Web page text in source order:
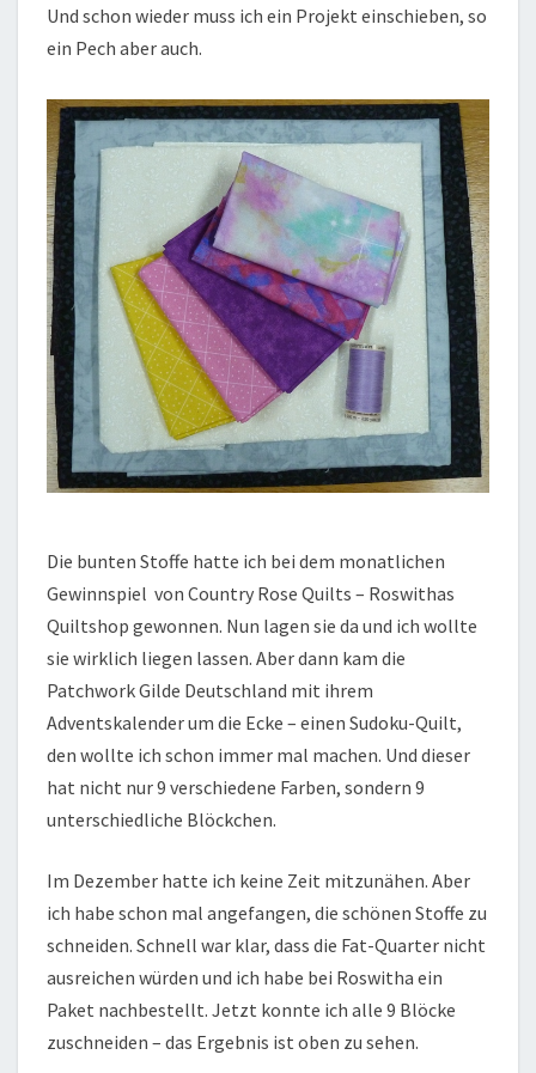
Und schon wieder muss ich ein Projekt einschieben, so
ein Pech aber auch.
Die bunten Stoffe hatte ich bei dem monatlichen
Gewinnspiel von Country Rose Quilts – Roswithas
Quiltshop gewonnen. Nun lagen sie da und ich wollte
sie wirklich liegen lassen. Aber dann kam die
Patchwork Gilde Deutschland mit ihrem
Adventskalender um die Ecke – einen Sudoku-Quilt,
den wollte ich schon immer mal machen. Und dieser
hat nicht nur 9 verschiedene Farben, sondern 9
unterschiedliche Blöckchen.
Im Dezember hatte ich keine Zeit mitzunähen. Aber
ich habe schon mal angefangen, die schönen Stoffe zu
schneiden. Schnell war klar, dass die Fat-Quarter nicht
ausreichen würden und ich habe bei Roswitha ein
Paket nachbestellt. Jetzt konnte ich alle 9 Blöcke
zuschneiden – das Ergebnis ist oben zu sehen.